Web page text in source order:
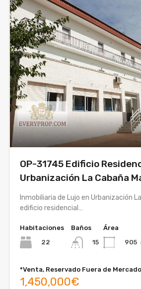
OP-31745 Edificio
Urbanización La Cabaña
Inmobiliaria de Lujo en Urbanización
edificio residencial…
Habitaciones
22
Baños
15
Área
905
*Venta, Reservado Fuera de Mercado
1,450,000€